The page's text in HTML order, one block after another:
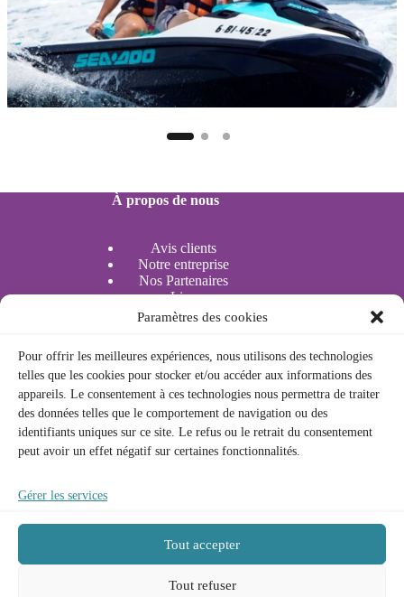
Paramètres des cookies
Pour offrir les meilleures expériences, nous utilisons des technologies
telles que les cookies pour stocker et/ou accéder aux informations des
appareils. Le consentement à ces technologies nous permettra de traiter
des données telles que le comportement de navigation ou des
identifiants uniques sur ce site. Le refus ou le retrait du consentement
peut avoir un effet négatif sur certaines fonctionnalités.
Gérer les services
Tout accepter
Tout refuser
À propos de nous
Avis clients
Notre entreprise
Nos Partenaires
Lieu
Légal
Politique de confidentialité
Deutsch